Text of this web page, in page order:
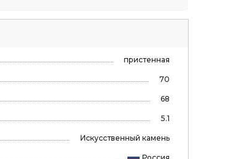
пристенная
70
68
5.1
Искусственный камень